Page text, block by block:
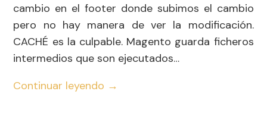
cambio en el footer donde subimos el cambio
pero no hay manera de ver la modificación.
CACHÉ es la culpable. Magento guarda ficheros
intermedios que son ejecutados…
Continuar leyendo →